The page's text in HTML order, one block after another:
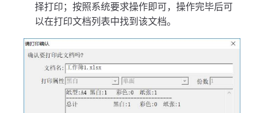
择打印；按照系统要求操作即可，操作完毕后可
以在打印文档列表中找到该文档。